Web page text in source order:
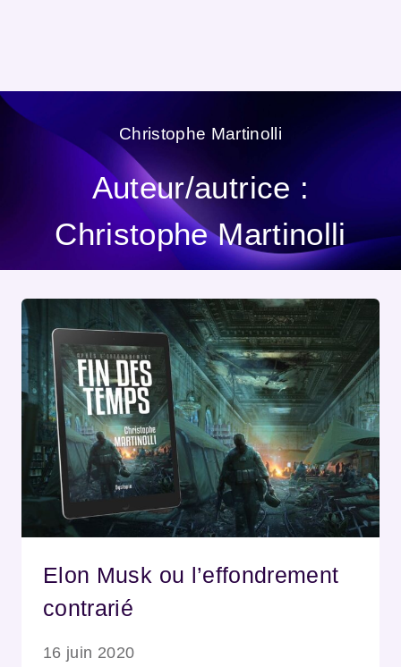
Christophe Martinolli
Auteur/autrice :
Christophe Martinolli
Elon Musk ou l’effondrement
contrarié
16 juin 2020